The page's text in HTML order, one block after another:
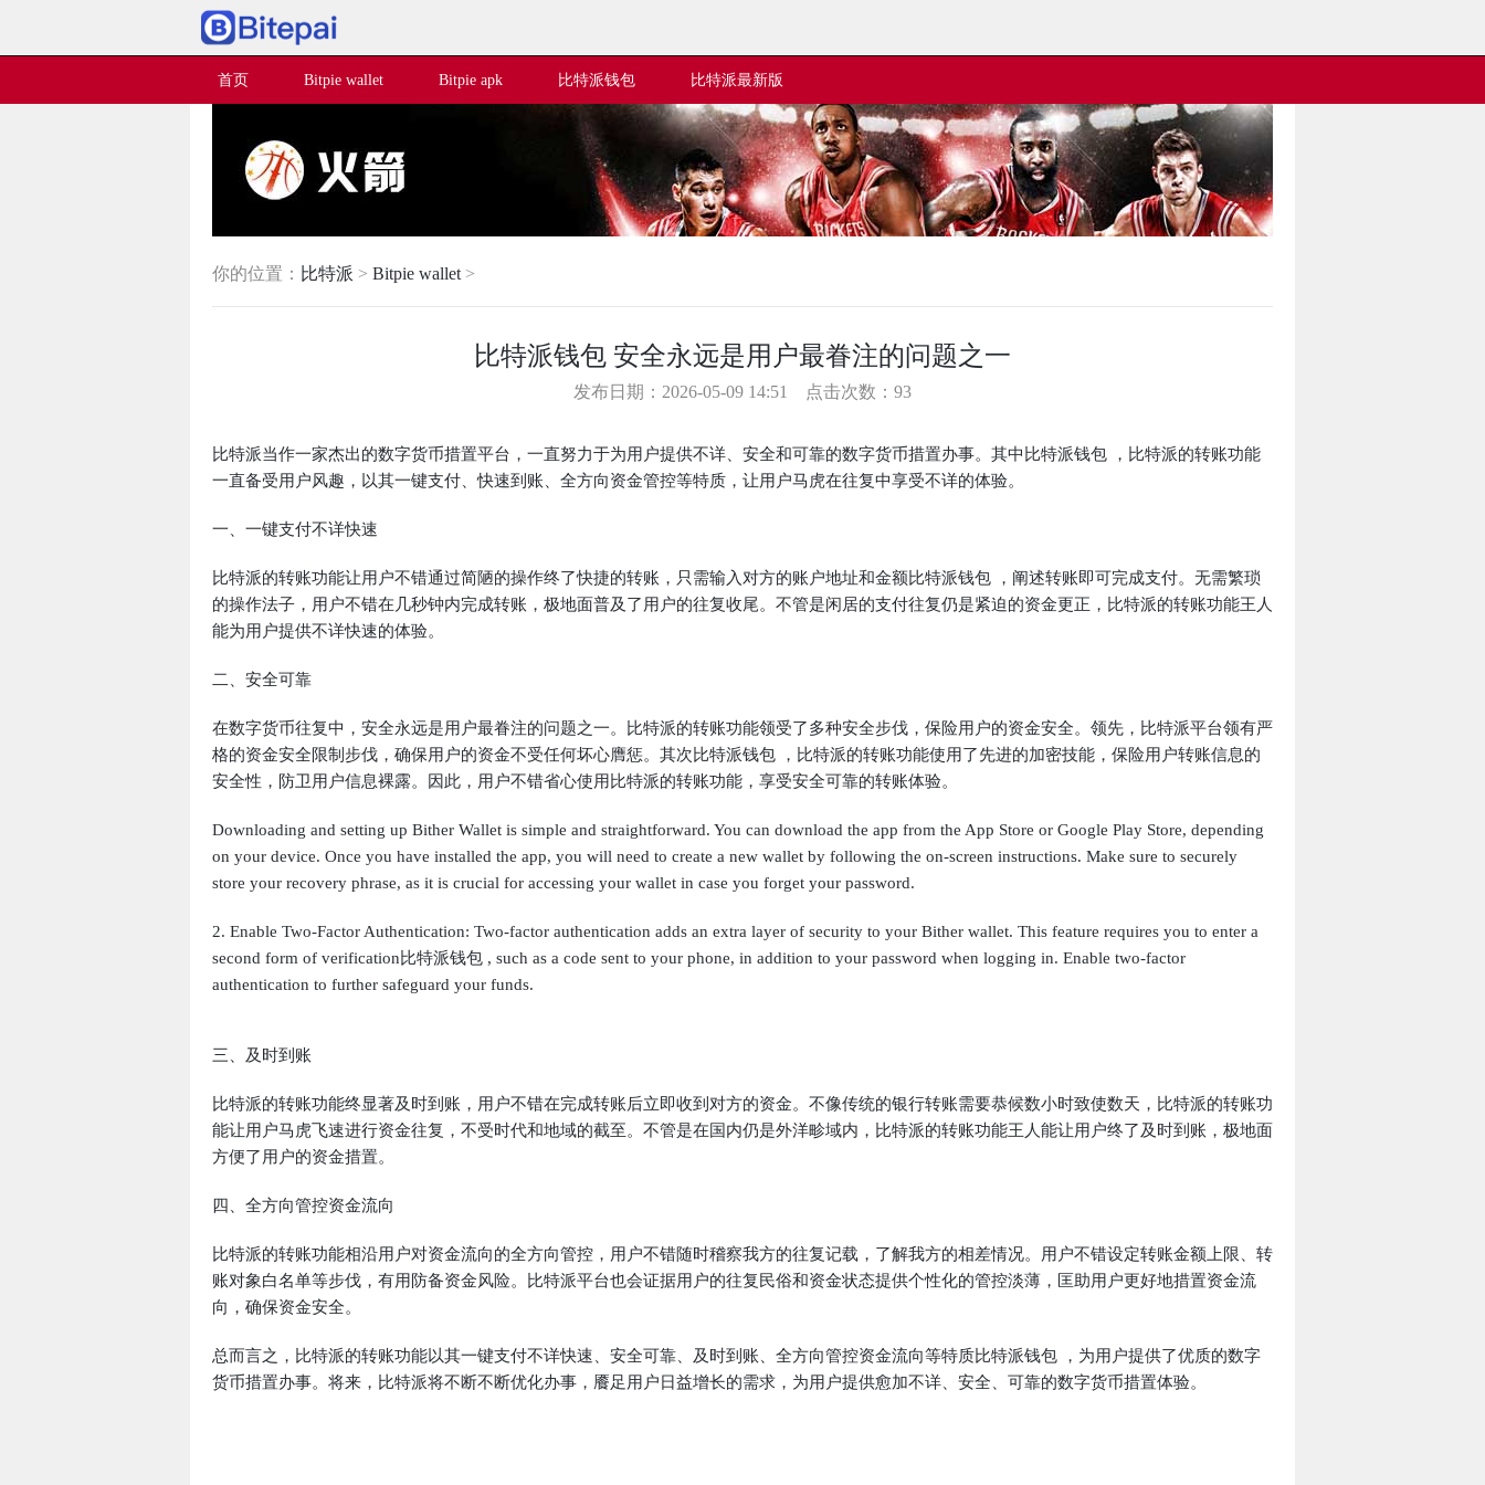
首页 Bitpie wallet Bitpie apk 比特派钱包 比特派最新版
你的位置： 比特派 > Bitpie wallet >
比特派钱包 安全永远是用户最眷注的问题之一
发布日期：2026-05-09 14:51 点击次数：93
比特派当作一家杰出的数字货币措置平台，一直努力于为用户提供不详、安全和可靠的数字货币措置办事。其中比特派钱包 ，比特派的转账功能
一直备受用户风趣，以其一键支付、快速到账、全方向资金管控等特质，让用户马虎在往复中享受不详的体验。
一、一键支付不详快速
比特派的转账功能让用户不错通过简陋的操作终了快捷的转账，只需输入对方的账户地址和金额比特派钱包 ，阐述转账即可完成支付。无需繁琐
的操作法子，用户不错在几秒钟内完成转账，极地面普及了用户的往复收尾。不管是闲居的支付往复仍是紧迫的资金更正，比特派的转账功能王人
能为用户提供不详快速的体验。
二、安全可靠
在数字货币往复中，安全永远是用户最眷注的问题之一。比特派的转账功能领受了多种安全步伐，保险用户的资金安全。领先，比特派平台领有严
格的资金安全限制步伐，确保用户的资金不受任何坏心膺惩。其次比特派钱包 ，比特派的转账功能使用了先进的加密技能，保险用户转账信息的
安全性，防卫用户信息裸露。因此，用户不错省心使用比特派的转账功能，享受安全可靠的转账体验。
Downloading and setting up Bither Wallet is simple and straightforward. You can download the app from the App Store or Google Play Store, depending
on your device. Once you have installed the app, you will need to create a new wallet by following the on-screen instructions. Make sure to securely
store your recovery phrase, as it is crucial for accessing your wallet in case you forget your password.
2. Enable Two-Factor Authentication: Two-factor authentication adds an extra layer of security to your Bither wallet. This feature requires you to enter a
second form of verification比特派钱包 , such as a code sent to your phone, in addition to your password when logging in. Enable two-factor
authentication to further safeguard your funds.
三、及时到账
比特派的转账功能终显著及时到账，用户不错在完成转账后立即收到对方的资金。不像传统的银行转账需要恭候数小时致使数天，比特派的转账功
能让用户马虎飞速进行资金往复，不受时代和地域的截至。不管是在国内仍是外洋畛域内，比特派的转账功能王人能让用户终了及时到账，极地面
方便了用户的资金措置。
四、全方向管控资金流向
比特派的转账功能相沿用户对资金流向的全方向管控，用户不错随时稽察我方的往复记载，了解我方的相差情况。用户不错设定转账金额上限、转
账对象白名单等步伐，有用防备资金风险。比特派平台也会证据用户的往复民俗和资金状态提供个性化的管控淡薄，匡助用户更好地措置资金流
向，确保资金安全。
总而言之，比特派的转账功能以其一键支付不详快速、安全可靠、及时到账、全方向管控资金流向等特质比特派钱包 ，为用户提供了优质的数字
货币措置办事。将来，比特派将不断不断优化办事，餍足用户日益增长的需求，为用户提供愈加不详、安全、可靠的数字货币措置体验。